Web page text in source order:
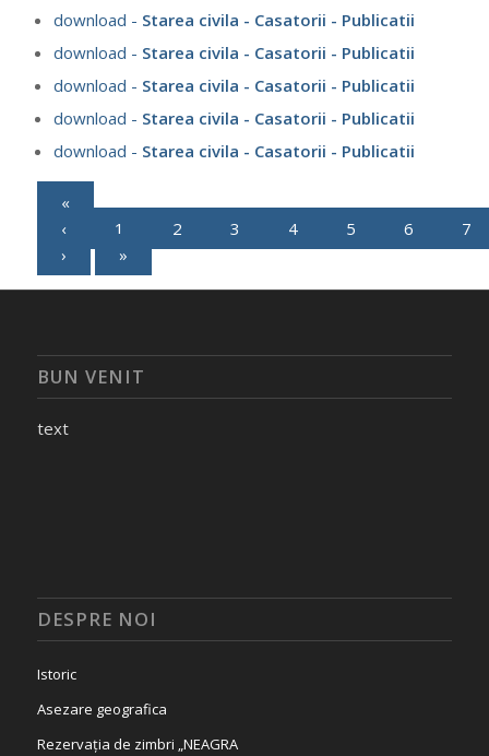
download - Starea civila - Casatorii - Publicatii
download - Starea civila - Casatorii - Publicatii
download - Starea civila - Casatorii - Publicatii
download - Starea civila - Casatorii - Publicatii
download - Starea civila - Casatorii - Publicatii
«
‹
1 2 3 4 5 6
7
›
»
BUN VENIT
text
DESPRE NOI
Istoric
Asezare geografica
Rezervația de zimbri „NEAGRA